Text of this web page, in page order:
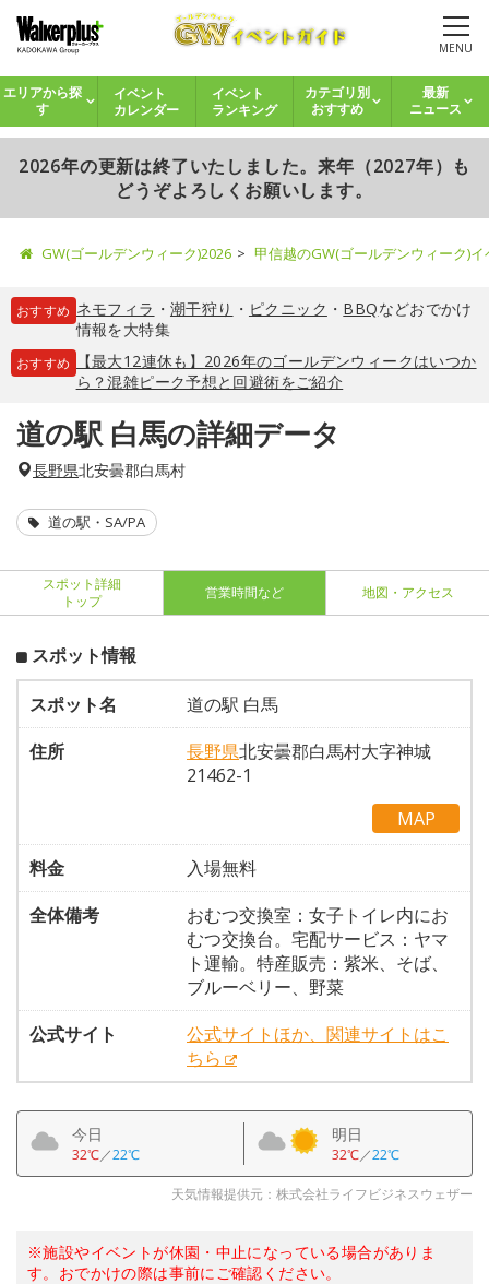
MENU
エリアから探
す
イベント
カレンダー
イベント
ランキング
カテゴリ別
おすすめ
最新
ニュース
2026年の更新は終了いたしました。来年（2027年）も
どうぞよろしくお願いします。
GW(ゴールデンウィーク)2026 甲信越のGW(ゴールデンウィーク)
おすすめ ネモフィラ ・ 潮干狩り ・ ピクニック ・ BBQなどおでかけ
情報を大特集
おすすめ
【最大12連休も】2026年のゴールデンウィークはいつか
ら？混雑ピーク予想と回避術をご紹介
道の駅 白馬の詳細データ
長野県北安曇郡白馬村
道の駅・SA/PA
スポット詳細
トップ
営業時間など 地図・アクセス
スポット情報
スポット名
道の駅 白馬
住所
長野県北安曇郡白馬村大字神城
21462-1
MAP
料金
入場無料
全体備考
おむつ交換室：女子トイレ内にお
むつ交換台。宅配サービス：ヤマ
ト運輸。特産販売：紫米、そば、
ブルーベリー、野菜
公式サイト
公式サイトほか、関連サイトはこ
ちら
今日
32℃／22℃
明日
32℃／22℃
天気情報提供元：株式会社ライフビジネスウェザー
※施設やイベントが休園・中止になっている場合がありま
す。おでかけの際は事前にご確認ください。